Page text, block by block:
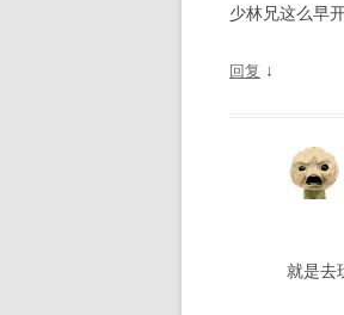
少林兄这么早
回复 ↓
就是去